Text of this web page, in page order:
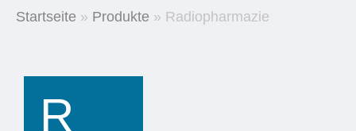
Startseite » Produkte » Radiopharmazie
R